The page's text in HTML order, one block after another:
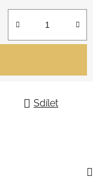
Sdílet